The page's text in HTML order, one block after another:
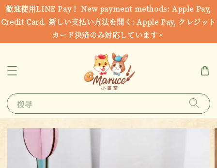
歡迎使用LINE Pay！ New payment methods: Apple Pay,
Credit Card. 新しい支払い方法を開く: Apple Pay, クレジット
カード決済のみ対応しています。
搜尋